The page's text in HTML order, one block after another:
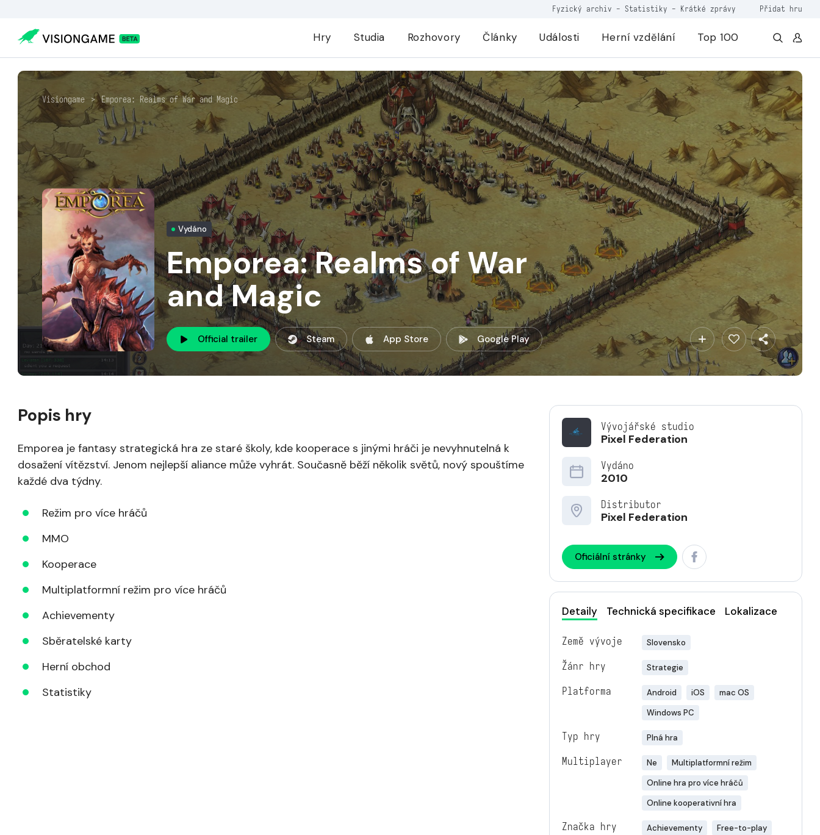
Fyzický archiv - Statistiky - Krátké zprávy Přidat hru
Hry Studia Rozhovory Články Události Herní vzdělání Top 100
Visiongame > Emporea: Realms of War and Magic
Vydáno
Emporea: Realms of War
and Magic
Official trailer Steam App Store Google Play
Vývojářské studio
Pixel Federation
Vydáno
2010
Distributor
Pixel Federation
Oficiální stránky
Detaily Technická specifikace Lokalizace
Země vývoje Slovensko
Žánr hry Strategie
Platforma Android iOS
mac OS
Windows PC
Typ hry Plná hra
Multiplayer Ne
Multiplatformní režim
Online hra pro více hráčů
Online kooperativní hra
Značka hry Achievementy
Free-to-play
Popis hry
Emporea je fantasy strategická hra ze staré školy, kde kooperace s jinými hráči je nevyhnutelná k
dosažení vítězství. Jenom nejlepší aliance může vyhrát. Současně běží několik světů, nový spouštíme
každé dva týdny.
Režim pro více hráčů
MMO
Kooperace
Multiplatformní režim pro více hráčů
Achievementy
Sběratelské karty
Herní obchod
Statistiky